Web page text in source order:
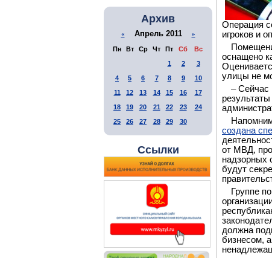
Архив
« Апрель 2011 »
Пн Вт Ср Чт Пт Сб
Вс
1
2
3
4
5 6 7 8 9
10
11
12 13 14 15 16
17
18
19 20 21 22 23
24
25
26 27 28 29 30
Ссылки
Операция
игроков и
оснащено
улицы не
– Сейчас
создана
от МВД,
надзорных
будут
Группе
должна
бизнесом,